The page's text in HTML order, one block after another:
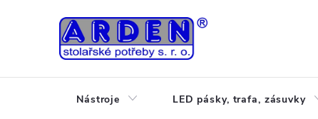
Nástroje LED pásky, trafa, zásuvky